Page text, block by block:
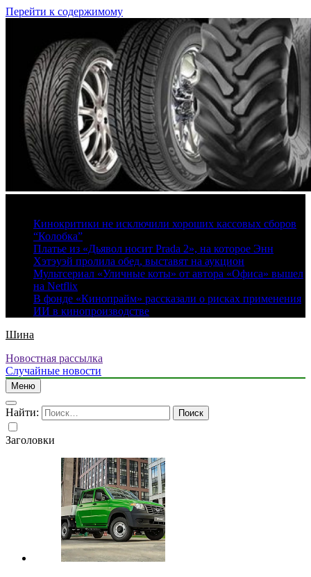
Перейти к содержимому
Кинокритики не исключили хороших кассовых сборов
“Колобка”
Платье из «Дьявол носит Prada 2», на которое Энн
Хэтэуэй пролила обед, выставят на аукцион
Мультсериал «Уличные коты» от автора «Офиса» вышел
на Netflix
В фонде «Кинопрайм» рассказали о рисках применения
ИИ в кинопроизводстве
Шина
Новостная рассылка
Случайные новости
Меню
Найти:
Заголовки